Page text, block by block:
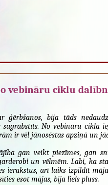
bija tāds
No vebināru cikla
ir vēl jānosēstas apziņā un
gan veikt piezīmes, gan
un vēlmēm. Labi, ka
ierakstus, arī laiks izpildīt
esot mājas, bija liels pluss.
vebināru ciklu